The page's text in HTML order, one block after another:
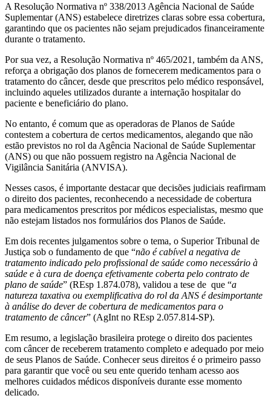
A Resolução Normativa nº 338/2013 Agência Nacional de Saúde
Suplementar (ANS) estabelece diretrizes claras sobre essa cobertura,
garantindo que os pacientes não sejam prejudicados financeiramente
durante o tratamento.
Por sua vez, a Resolução Normativa nº 465/2021, também da ANS,
reforça a obrigação dos planos de fornecerem medicamentos para o
tratamento do câncer, desde que prescritos pelo médico responsável,
incluindo aqueles utilizados durante a internação hospitalar do
paciente e beneficiário do plano.
No entanto, é comum que as operadoras de Planos de Saúde
contestem a cobertura de certos medicamentos, alegando que não
estão previstos no rol da Agência Nacional de Saúde Suplementar
(ANS) ou que não possuem registro na Agência Nacional de
Vigilância Sanitária (ANVISA).
Nesses casos, é importante destacar que decisões judiciais reafirmam
o direito dos pacientes, reconhecendo a necessidade de cobertura
para medicamentos prescritos por médicos especialistas, mesmo que
não estejam listados nos formulários dos Planos de Saúde.
Em dois recentes julgamentos sobre o tema, o Superior Tribunal de
Justiça sob o fundamento de que “não é cabível a negativa de
tratamento indicado pelo profissional de saúde como necessário à
saúde e à cura de doença efetivamente coberta pelo contrato de
plano de saúde” (REsp 1.874.078), validou a tese de que “a
natureza taxativa ou exemplificativa do rol da ANS é desimportante
à análise do dever de cobertura de medicamentos para o
tratamento de câncer” (AgInt no REsp 2.057.814-SP).
Em resumo, a legislação brasileira protege o direito dos pacientes
com câncer de receberem tratamento completo e adequado por meio
de seus Planos de Saúde. Conhecer seus direitos é o primeiro passo
para garantir que você ou seu ente querido tenham acesso aos
melhores cuidados médicos disponíveis durante esse momento
delicado.